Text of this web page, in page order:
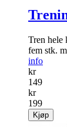
Tren hele
fem stk.
info
kr
149
kr
199
Kjøp